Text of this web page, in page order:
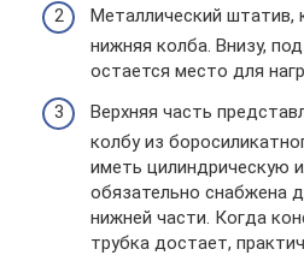
Металлический штатив,
нижняя колба. Внизу,
остается место для
Верхняя часть
колбу из
иметь цилиндрическую
обязательно снабжена
нижней части. Когда
трубка достает,